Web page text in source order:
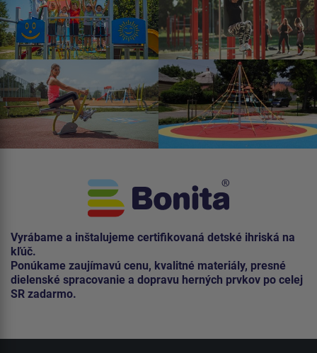
Vyrábame a inštalujeme certifikovaná detské ihriská na
kľúč.
Ponúkame zaujímavú cenu, kvalitné materiály, presné
dielenské spracovanie a dopravu herných prvkov po celej
SR zadarmo.